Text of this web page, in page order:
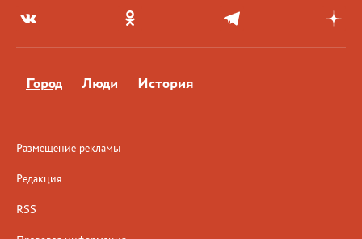
Город Люди История
Размещение рекламы
Редакция
RSS